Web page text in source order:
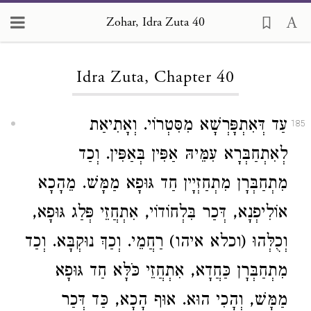
Zohar, Idra Zuta 40
Idra Zuta, Chapter 40
185 עַד דְּאִתְפָּרְשָׁא מִסִּטְרוֹי. וְאָתִיאַת
לְאִתְחַבְּרָא עִמֵּיהּ אַפִּין בְּאַפִּין. וְכַד
מִתְחַבְּרָן מִתְחַזְיָין חַד גּוּפָא מַמָּשׁ. מֵהָכָא
אוֹלִיפְנָא, דְּכַר בִּלְחוֹדוֹי, אִתְחֲזֵי פְּלַג גּוּפָא,
וְכֻלְּהוּ (וכלא איהו) רַחֲמֵי. וְכַךְ נוּקְבָּא. וְכַד
מִתְחַבְּרָן כַּחֲדָא, אִתְחֲזֵי כֹּלָּא חַד גּוּפָא
מַמָּשׁ, וְהָכִי הוּא. אוּף הָכָא, כַּד דְּכַר